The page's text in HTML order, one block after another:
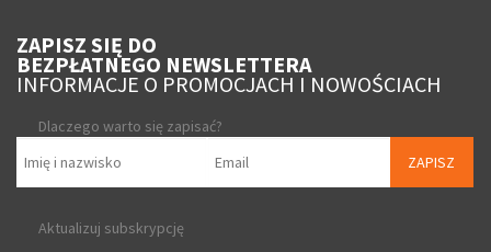
ZAPISZ SIĘ DO
BEZPŁATNEGO NEWSLETTERA
INFORMACJE O PROMOCJACH I NOWOŚCIACH
Dlaczego warto się zapisać?
ZAPISZ
Aktualizuj subskrypcję